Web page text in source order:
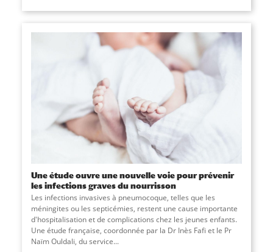
Une étude ouvre une nouvelle voie pour prévenir
les infections graves du nourrisson
Les infections invasives à pneumocoque, telles que les
méningites ou les septicémies, restent une cause importante
d'hospitalisation et de complications chez les jeunes enfants.
Une étude française, coordonnée par la Dr Inès Fafi et le Pr
Naïm Ouldali, du service...